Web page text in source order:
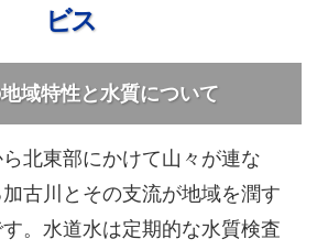
ビス
域特性と水質について
北東部にかけて山々が連な
古川とその支流が地域を潤す
。水道水は定期的な水質検査